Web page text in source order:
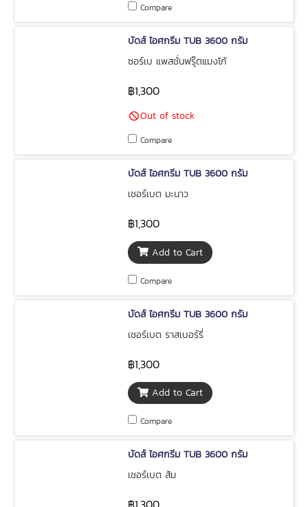
Compare
บัดส์ ไอศกรีม TUB 3600 กรัม
ซอร์เบ แพสชั่นฟรุ๊ตแมงโก้
฿1,300
Out of stock
Compare
บัดส์ ไอศกรีม TUB 3600 กรัม
เชอร์เบต มะนาว
฿1,300
Add to Cart
Compare
บัดส์ ไอศกรีม TUB 3600 กรัม
เชอร์เบต ราสเบอร์รี่
฿1,300
Add to Cart
Compare
บัดส์ ไอศกรีม TUB 3600 กรัม
เชอร์เบต ส้ม